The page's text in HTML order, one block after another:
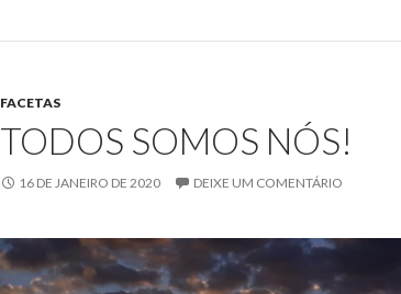
FACETAS
TODOS SOMOS NÓS!
16 DE JANEIRO DE 2020 DEIXE UM COMENTÁRIO